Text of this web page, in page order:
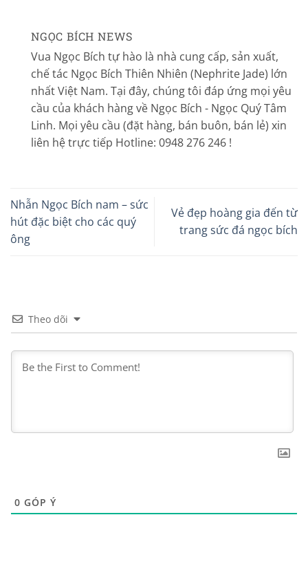
NGỌC BÍCH NEWS
Vua Ngọc Bích tự hào là nhà cung cấp, sản xuất,
chế tác Ngọc Bích Thiên Nhiên (Nephrite Jade) lớn
nhất Việt Nam. Tại đây, chúng tôi đáp ứng mọi yêu
cầu của khách hàng về Ngọc Bích - Ngọc Quý Tâm
Linh. Mọi yêu cầu (đặt hàng, bán buôn, bán lẻ) xin
liên hệ trực tiếp Hotline: 0948 276 246 !
Nhẫn Ngọc Bích nam – sức
hút đặc biệt cho các quý
ông
Vẻ đẹp hoàng gia đến từ
trang sức đá ngọc bích
Theo dõi
0 GÓP Ý